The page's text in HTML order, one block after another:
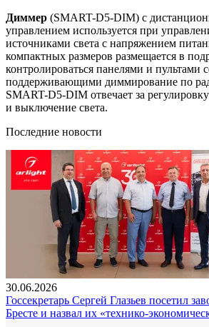
Диммер (SMART-D5-DIM) с
управлением используется при
источниками света с напряжением
компактных размеров размещается в
контролироваться панелями и пультами
поддерживающими диммирование по
SMART-D5-DIM отвечает за
и выключение света.
Последние новости
30.06.2026
Госсекретарь Сергей Глазьев посетил
Бресте и назвал их «технико-